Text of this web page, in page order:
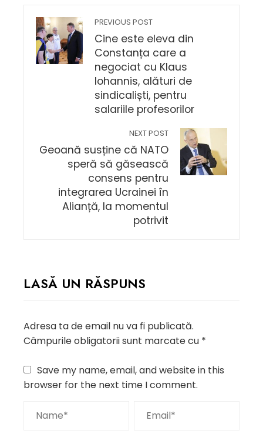
PREVIOUS POST
Cine este eleva din
Constanța care a
negociat cu Klaus
Iohannis, alături de
sindicaliști, pentru
salariile profesorilor
NEXT POST
Geoană susține că NATO
speră să găsească
consens pentru
integrarea Ucrainei în
Alianță, la momentul
potrivit
LASĂ UN RĂSPUNS
Adresa ta de email nu va fi publicată.
Câmpurile obligatorii sunt marcate cu *
Save my name, email, and website in this
browser for the next time I comment.